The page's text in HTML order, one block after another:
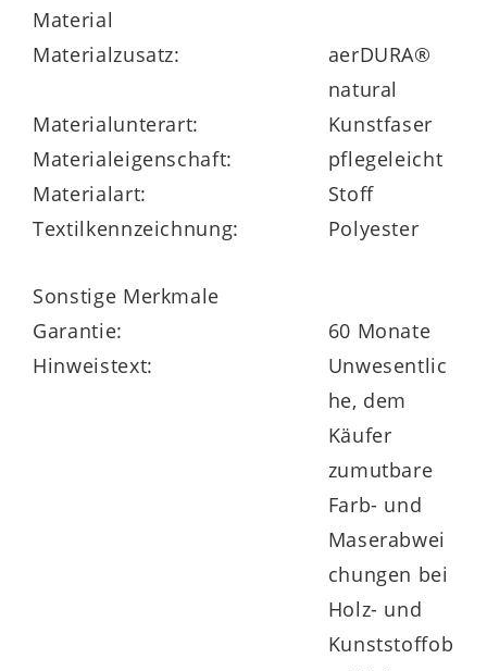
Apropos: Die ebenfalls ca. 4 cm dicke
Softlatex-Komfortauflage auf der
Oberseite ist besonders anpassungsfähig
und sorgt so für ein entspanntes, wohliges
Liegegefühl.
Softlatex Wärme und Feuchtigkeit
ausgezeichnet reguliert, dazu langlebig
und belastbar ist und mit 50 %
natürlichen, nachwachsenden Rohstoffen
auch noch die Umwelt und Ressourcen
Der extra elastische Strickbezug schmiegt
Material
Materialzusatz:
aerDURA®
natural
Materialunterart:
Kunstfaser
Materialeigenschaft:
pflegeleicht
Materialart:
Stoff
Textilkennzeichnung:
Polyester
Sonstige Merkmale
Garantie:
60 Monate
Hinweistext:
Unwesentlic
he, dem
Käufer
zumutbare
Farb- und
Maserabwei
chungen bei
Holz- und
Kunststoffob